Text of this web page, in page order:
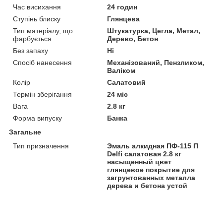
Час висихання
24 годин
Ступінь блиску
Глянцева
Тип матеріалу, що
фарбується
Штукатурка, Цегла, Метал,
Дерево, Бетон
Без запаху
Ні
Спосіб нанесення
Механізований, Пензликом,
Валіком
Колір
Салатовий
Термін зберігання
24 міс
Вага
2.8 кг
Форма випуску
Банка
Загальне
Тип призначення
Эмаль алкидная ПФ-115 П
Delfi салатовая 2.8 кг
насыщенный цвет
глянцевое покрытие для
загрунтованных металла
дерева и бетона устой